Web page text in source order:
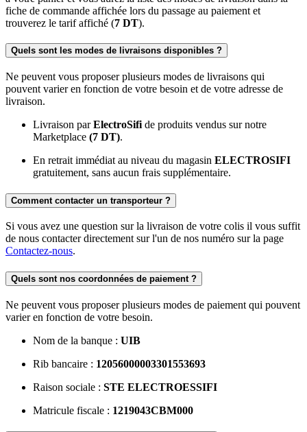
fiche de commande affichée lors du passage au paiement et
trouverez le tarif affiché (7 DT).
Quels sont les modes de livraisons disponibles ?
Ne peuvent vous proposer plusieurs modes de livraisons qui
pouvent varier en fonction de votre besoin et de votre adresse de
livraison.
Livraison parElectroSifi de produits vendus sur notre
Marketplace (7 DT).
En retrait immédiat au niveau du magasin ELECTROSIFI
gratuitement, sans aucun frais supplémentaire.
Comment contacter un transporteur ?
Si vous avez une question sur la livraison de votre colis il vous suffit
de nous contacter directement sur l'un de nos numéro sur la page
Contactez-nous.
Quels sont nos coordonnées de paiement ?
Ne peuvent vous proposer plusieurs modes de paiement qui pouvent
varier en fonction de votre besoin.
Nom de la banque : UIB
Rib bancaire : 12056000003301553693
Raison sociale : STE ELECTROESSIFI
Matricule fiscale : 1219043CBM000